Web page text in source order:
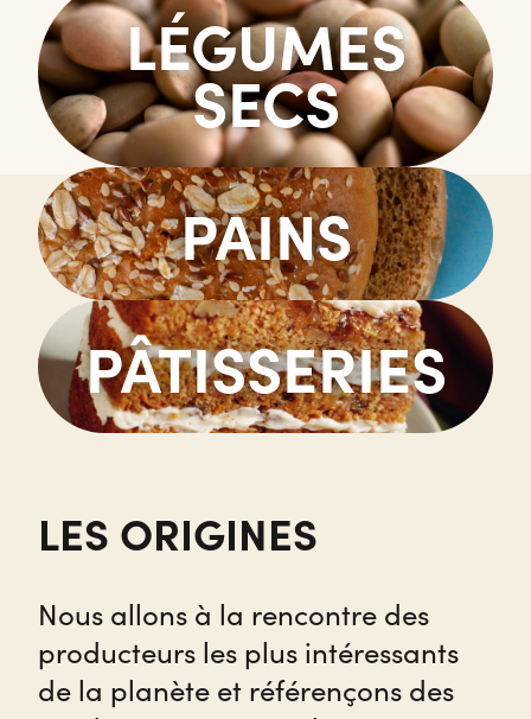
LÉGUMES
SECS
PAINS
PÂTISSERIES
LES ORIGINES
Nous allons à la rencontre des
producteurs les plus intéressants
de la planète et référençons des